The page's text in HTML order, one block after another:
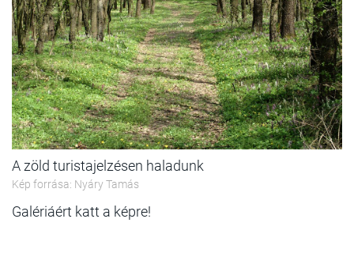
A zöld turistajelzésen haladunk
Kép forrása: Nyáry Tamás
Galériáért katt a képre!